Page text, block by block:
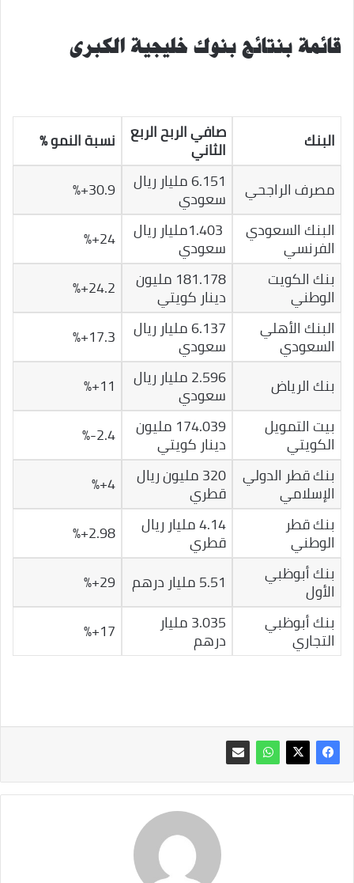
قائمة بنتائج بنوك خليجية الكبرى
البنك صافي الربح الربع
الثاني
نسبة النمو %
مصرف الراجحي
6.151 مليار ريال
سعودي
30.9+%
البنك السعودي
الفرنسي
1.403مليار ريال
سعودي
24+%
بنك الكويت
الوطني
181.178 مليون
دينار كويتي
24.2+%
البنك الأهلي
السعودي
6.137 مليار ريال
سعودي
17.3+%
بنك الرياض
2.596 مليار ريال
سعودي
11+%
بيت التمويل
الكويتي
174.039 مليون
دينار كويتي
2.4-%
بنك قطر الدولي
الإسلامي
320 مليون ريال
قطري
4+%
بنك قطر
الوطني
4.14 مليار ريال
قطري
2.98+%
بنك أبوظبي
الأول 5.51 مليار درهم
29+%
بنك أبوظبي
التجاري
3.035 مليار
درهم 17+%